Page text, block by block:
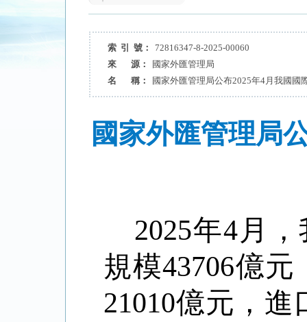
索 引 號：
72816347-8-2025-00060
來 源：
國家外匯管理局
名 稱：
國家外匯管理局公布2025年4月我國國
國家外匯管理局
2025年4月，
規模43706億元
21010億元，進